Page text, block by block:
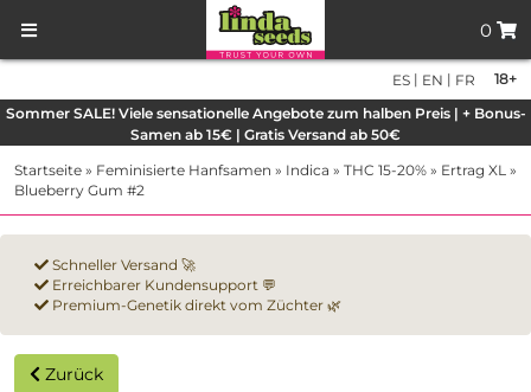
0
18+
ES | EN | FR
Sommer SALE! Viele sensationelle Angebote zum halben Preis | + Bonus-
Samen ab 15€ | Gratis Versand ab 50€
Startseite » Feminisierte Hanfsamen » Indica » THC 15-20% » Ertrag XL »
Blueberry Gum #2
Schneller Versand 🚀
Erreichbarer Kundensupport 💬
Premium-Genetik direkt vom Züchter 🌿
Zurück